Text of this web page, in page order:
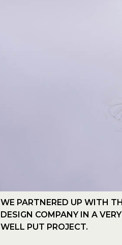
WE PARTNERED UP WITH
DESIGN COMPANY IN A VERY
WELL PUT PROJECT.